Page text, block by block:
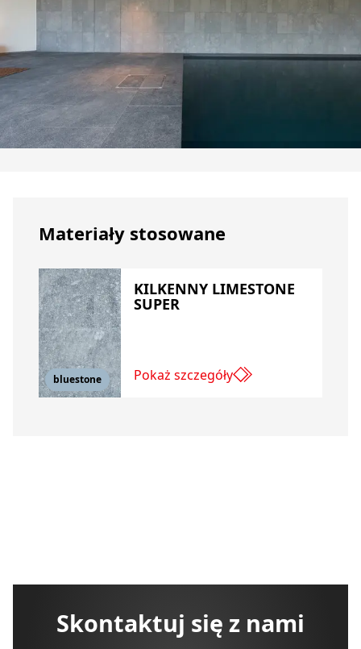
Materiały stosowane
bluestone
KILKENNY LIMESTONE
SUPER
Pokaż szczegóły
Skontaktuj się z nami